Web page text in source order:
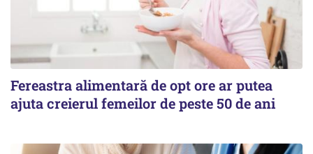
Fereastra alimentară de opt ore ar putea
ajuta creierul femeilor de peste 50 de ani